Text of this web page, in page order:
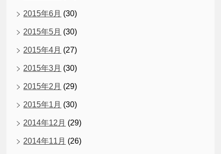
2015年6月 (30)
2015年5月 (30)
2015年4月 (27)
2015年3月 (30)
2015年2月 (29)
2015年1月 (30)
2014年12月 (29)
2014年11月 (26)